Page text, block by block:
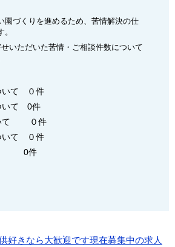
園づくりを進めるため、苦情解決の仕
いただいた苦情・ご相談件数について
いて ０件
いて 0件
いて ０件
いて ０件
0件